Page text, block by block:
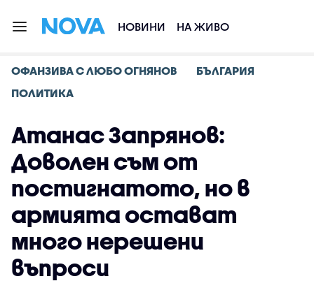
НОВИНИ НА ЖИВО
ОФАНЗИВА С ЛЮБО ОГНЯНОВ
БЪЛГАРИЯ
ПОЛИТИКА
Атанас Запрянов:
Доволен съм от
постигнатото, но в
армията остават
много нерешени
въпроси